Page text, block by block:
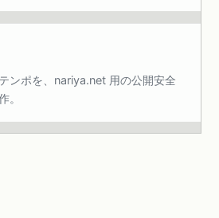
ンポを、nariya.net 用の公開安全
。